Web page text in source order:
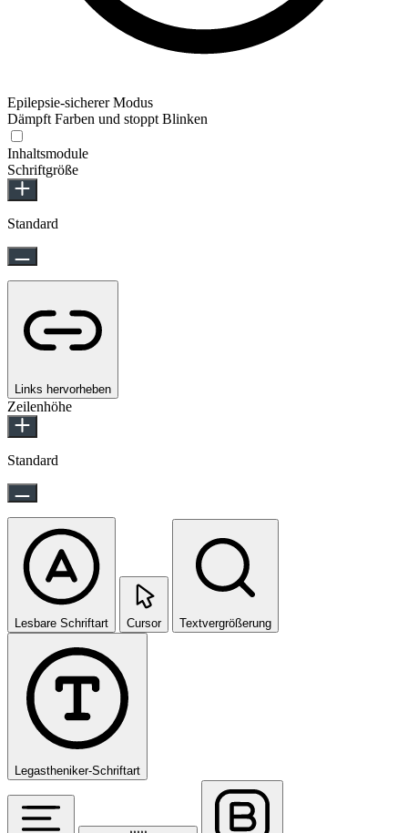
Epilepsie-sicherer Modus
Dämpft Farben und stoppt Blinken
Inhaltsmodule
Schriftgröße
Standard
Links hervorheben
Zeilenhöhe
Standard
Lesbare Schriftart Cursor Textvergrößerung
Legastheniker-Schriftart